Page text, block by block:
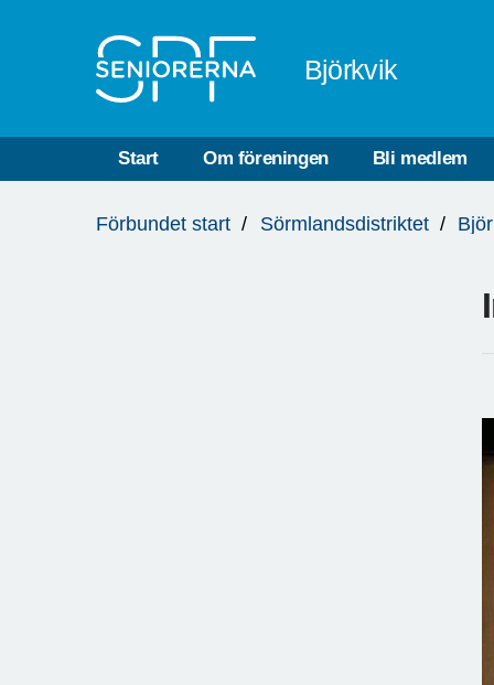
Björkvik
Start Om föreningen Bli medlem
är
Förbundet start Sörmlandsdistriktet